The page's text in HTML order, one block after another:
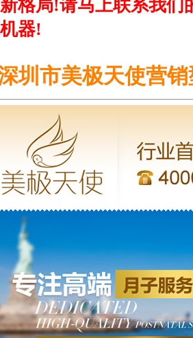
格局!请马上联系我
器!
圳市美极天使营